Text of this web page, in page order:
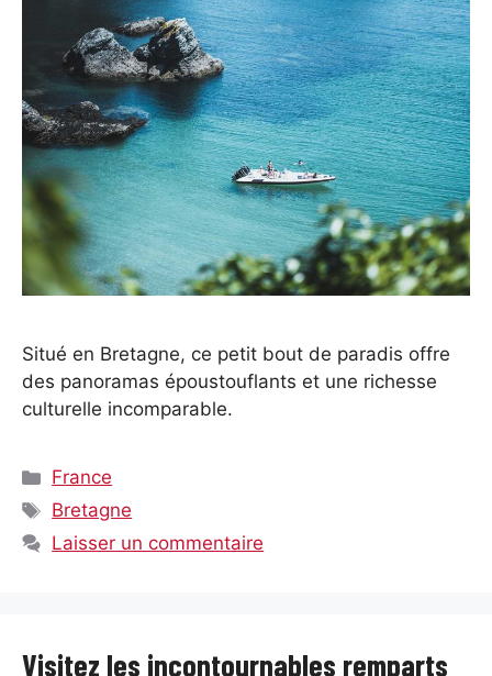
Situé en Bretagne, ce petit bout de paradis offre
des panoramas époustouflants et une richesse
culturelle incomparable.
Catégories
France
Étiquettes
Bretagne
Laisser un commentaire
Visitez les incontournables remparts